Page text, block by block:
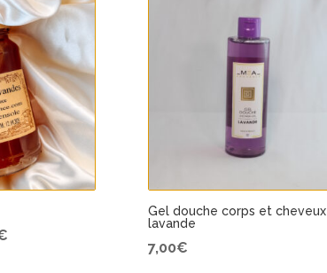
popularité
Gel douche corps et cheveux
lavande
7,00€